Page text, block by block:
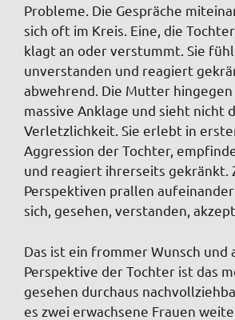
Probleme. Die Gespräche
sich oft im Kreis. Eine, die
klagt an oder verstummt. Sie
unverstanden und reagiert
abwehrend. Die Mutter
massive Anklage und sieht nicht
Verletzlichkeit. Sie erlebt in
Aggression der Tochter,
und reagiert ihrerseits gekränkt.
Perspektiven prallen
sich, gesehen, verstanden,
Das ist ein frommer Wunsch und
Perspektive der Tochter ist das
gesehen durchaus
es zwei erwachsene Frauen